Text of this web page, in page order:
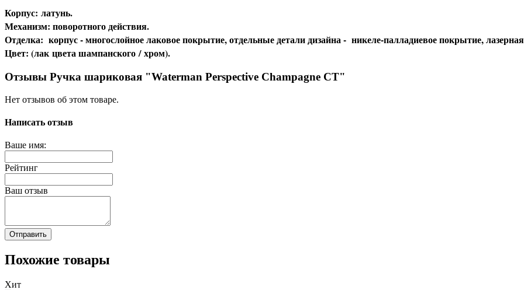
Корпус: латунь.
Механизм: поворотного действия.
Отделка: корпус - многослойное лаковое покрытие, отдельные детали дизайна - никеле-палладиевое покрытие,
Цвет: (лак цвета шампанского / хром).
Отзывы Ручка шариковая "Waterman Perspective Champagne CT"
Нет отзывов об этом товаре.
Написать отзыв
Ваше имя:
Рейтинг
Ваш отзыв
Отправить
Похожие товары
Хит